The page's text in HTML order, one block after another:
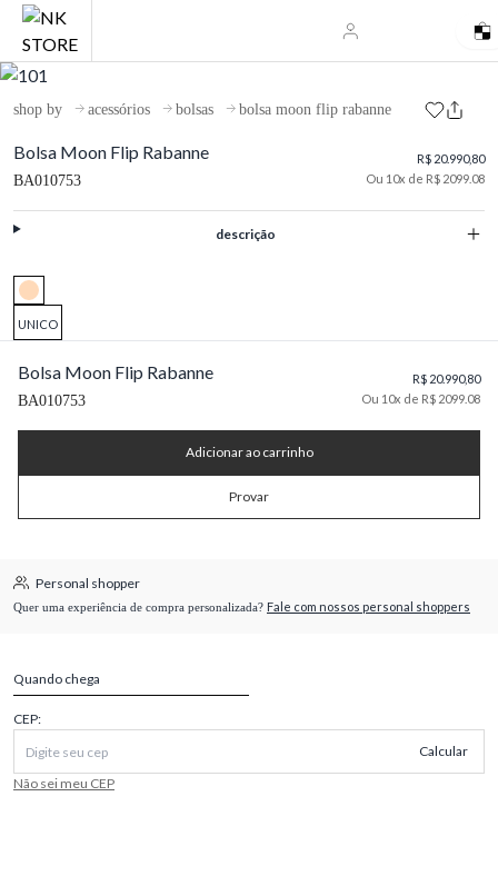
shop by acessórios bolsas bolsa moon flip rabanne
Bolsa Moon Flip Rabanne
BA010753
R$ 20.990,80
Ou 10x de R$ 2099.08
descrição
UNICO
Bolsa Moon Flip Rabanne
BA010753
R$ 20.990,80
Ou 10x de R$ 2099.08
Adicionar ao carrinho
Provar
Personal shopper
Quer uma experiência de compra personalizada? Fale com nossos personal shoppers
Quando chega
CEP:
Calcular
Não sei meu CEP